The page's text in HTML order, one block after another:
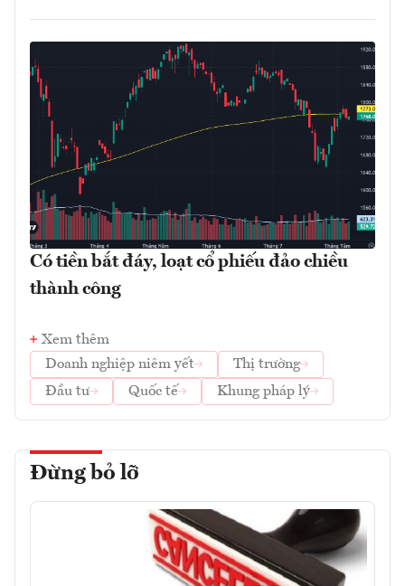
Có tiền bắt đáy, loạt cổ phiếu đảo chiều
thành công
Xem thêm
Doanh nghiệp niêm yết
Thị trường
Đầu tư
Quốc tế Khung pháp lý
Đừng bỏ lỡ